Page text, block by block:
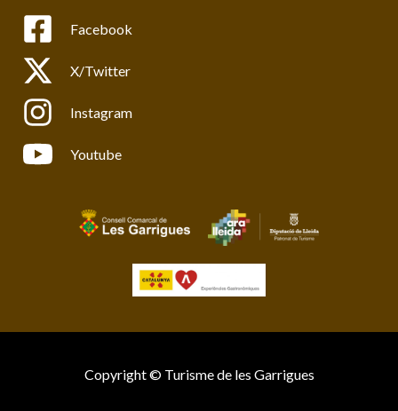
Facebook
X/Twitter
Instagram
Youtube
Copyright © Turisme de les Garrigues